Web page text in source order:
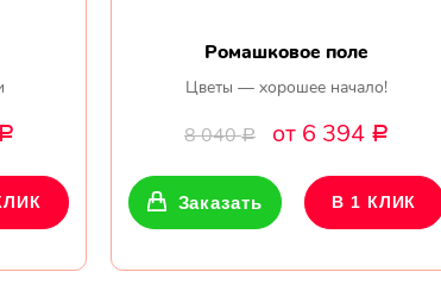
Ромашковое поле
Цветы — хорошее начало!
8 040Р от 6 394 Р
Заказать В 1 КЛИК